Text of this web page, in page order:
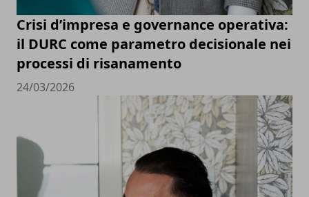
Crisi d’impresa e governance operativa:
il DURC come parametro decisionale nei
processi di risanamento
24/03/2026